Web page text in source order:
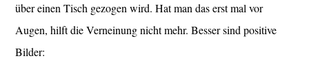
über einen Tisch gezogen wird. Hat man das erst mal vor
Augen, hilft die Verneinung nicht mehr. Besser sind positive
Bilder: